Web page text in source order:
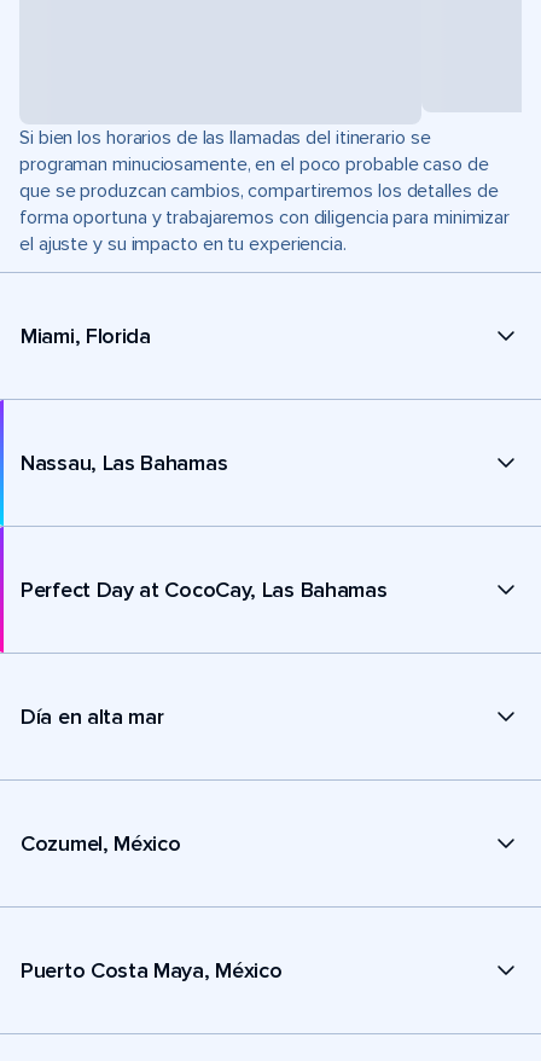
Si bien los horarios de las llamadas del itinerario se
programan minuciosamente, en el poco probable caso de
que se produzcan cambios, compartiremos los detalles de
forma oportuna y trabajaremos con diligencia para minimizar
el ajuste y su impacto en tu experiencia.
Miami, Florida
Nassau, Las Bahamas
Perfect Day at CocoCay, Las Bahamas
Día en alta mar
Cozumel, México
Puerto Costa Maya, México